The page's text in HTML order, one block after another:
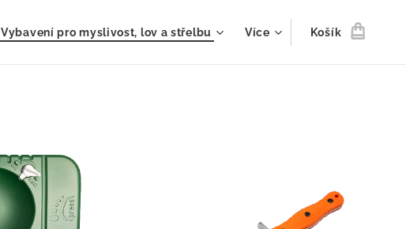
Vybavení pro myslivost, lov a střelbu Více Košík